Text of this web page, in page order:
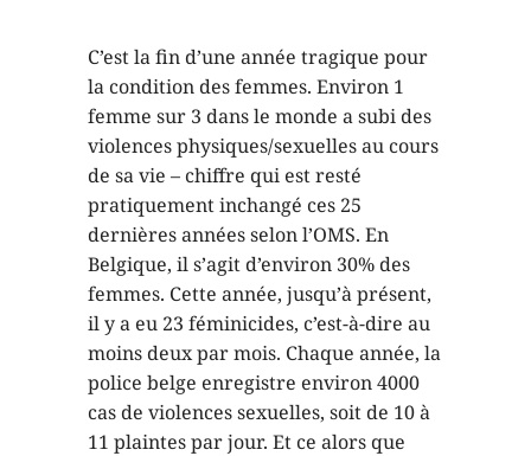
C’est la fin d’une année tragique pour
la condition des femmes. Environ 1
femme sur 3 dans le monde a subi des
violences physiques/sexuelles au cours
de sa vie – chiffre qui est resté
pratiquement inchangé ces 25
dernières années selon l’OMS. En
Belgique, il s’agit d’environ 30% des
femmes. Cette année, jusqu’à présent,
il y a eu 23 féminicides, c’est-à-dire au
moins deux par mois. Chaque année, la
police belge enregistre environ 4000
cas de violences sexuelles, soit de 10 à
11 plaintes par jour. Et ce alors que